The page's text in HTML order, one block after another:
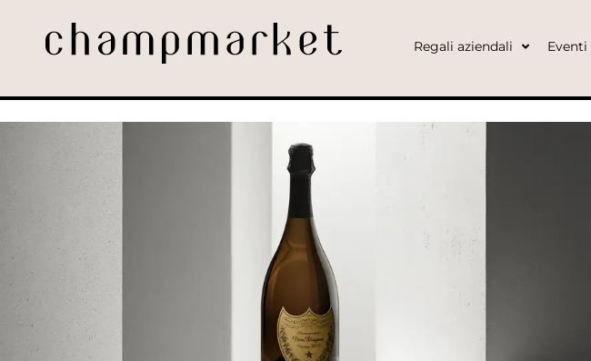
Regali aziendali Eventi